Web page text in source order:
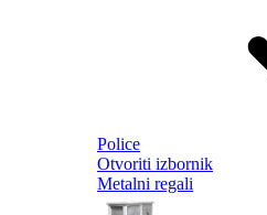
Police
Otvoriti izbornik
Metalni regali